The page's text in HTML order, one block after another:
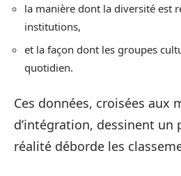
la manière dont la diversité est
institutions,
et la façon dont les groupes
quotidien.
Ces données, croisées aux
d’intégration, dessinent un
réalité déborde les